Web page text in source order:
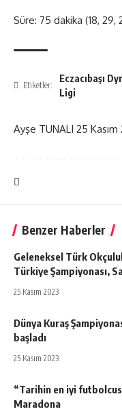
Süre: 75 dakika (18, 29,
Etiketler:
Eczacıbaşı
Ligi
Ayşe TUNALI 25 Kasım
Benzer Haberler
Geleneksel Türk
Türkiye Şampiyonası,
25 Kasım 2023
Dünya Kuraş
başladı
25 Kasım 2023
“Tarihin en iyi
Maradona